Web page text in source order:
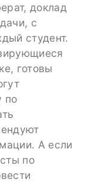
доклад
с
студент.
готовы
по
А если
по